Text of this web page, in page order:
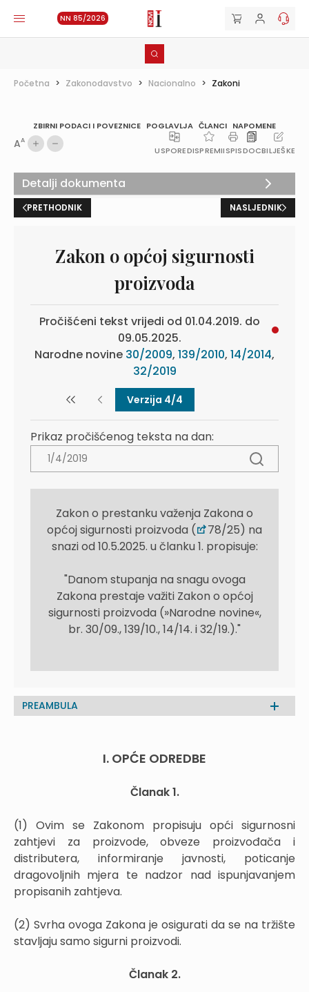
NN 85/2026
Početna > Zakonodavstvo > Nacionalno > Zakoni
ZBIRNI PODACI I POVEZNICE POGLAVLJA ČLANCI NAPOMENE
AA
USPOREDISPREMIISPISDOCBILJEŠKE
PRETHODNIK NASLJEDNIK
Zakon o općoj sigurnosti
proizvoda
Pročišćeni tekst vrijedi od 01.04.2019. do
09.05.2025.
Narodne novine 30/2009, 139/2010, 14/2014,
32/2019
Verzija 4/4
Prikaz pročišćenog teksta na dan:
Zakon o prestanku važenja Zakona o
općoj sigurnosti proizvoda (
78/25) na
snazi od 10.5.2025. u članku 1. propisuje:
"Danom stupanja na snagu ovoga
Zakona prestaje važiti Zakon o općoj
sigurnosti proizvoda (»Narodne novine«,
br. 30/09., 139/10., 14/14. i 32/19.)."
PREAMBULA
I. OPĆE ODREDBE
Članak 1.
(1) Ovim se Zakonom propisuju opći sigurnosni
zahtjevi za proizvode, obveze proizvođača i
distributera, informiranje javnosti, poticanje
dragovoljnih mjera te nadzor nad ispunjavanjem
propisanih zahtjeva.
(2) Svrha ovoga Zakona je osigurati da se na tržište
stavljaju samo sigurni proizvodi.
Članak 2.
Detalji dokumenta